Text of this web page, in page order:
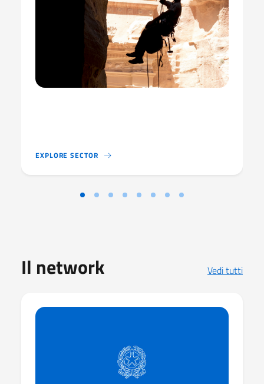
EXPLORE SECTORAICS È ORGOGLIOSA DEL SUO CONTINUO
Il network Vedi tutti